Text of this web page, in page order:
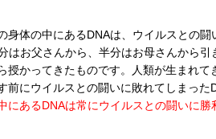
身体の中にあるDNAは、ウイルスとの
はお父さんから、半分はお母さんから
授かってきたものです。人類が生まれ
前にウイルスとの闘いに敗れてしまっ
にあるDNAは常にウイルスとの闘いに勝